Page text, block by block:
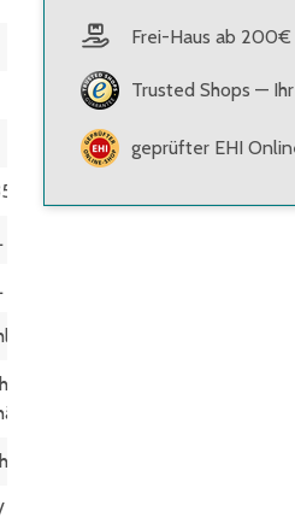
7035 Lichtgrau
7035 Lichtgrau
für
7 mm
Rheinland
Frei-Haus ab 200€
Trusted Shops —
geprüfter EHI